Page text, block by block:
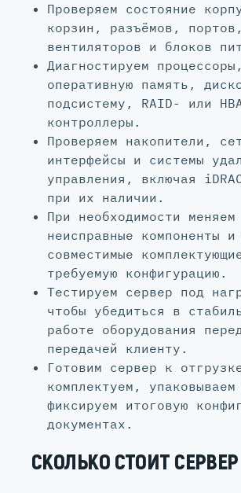
Проверяем состояние
корзин, разъёмов, портов,
вентиляторов и блоков
Диагностируем процессоры,
оперативную память,
подсистему, RAID- или
контроллеры.
Проверяем накопители,
интерфейсы и системы
управления, включая
при их наличии.
При необходимости меняем
неисправные компоненты и
совместимые
требуемую конфигурацию.
Тестируем сервер под
чтобы убедиться в
работе оборудования
передачей клиенту.
Готовим сервер к
комплектуем, упаковываем
фиксируем итоговую
документах.
СКОЛЬКО СТОИТ СЕРВЕР